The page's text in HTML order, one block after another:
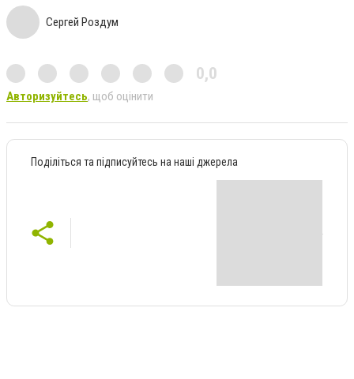
Сергей Роздум
0,0
Авторизуйтесь, щоб оцінити
Поділіться та підписуйтесь на наші джерела